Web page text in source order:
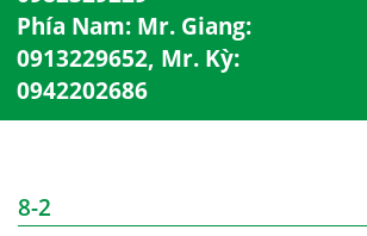
Phía Nam: Mr. Giang:
0913229652, Mr. Kỳ:
0942202686
8-2